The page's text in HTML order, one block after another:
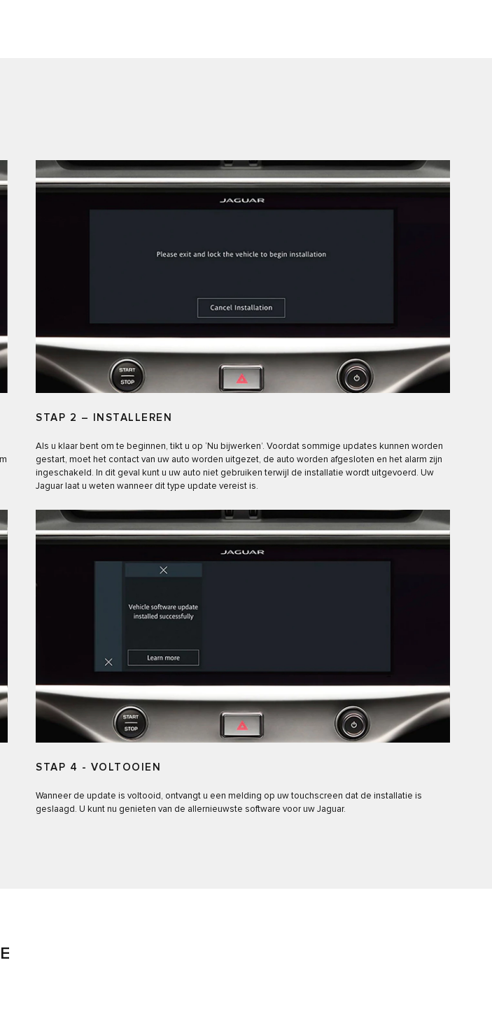
STAP 2 – INSTALLEREN
Als u klaar bent om te beginnen, tikt u op ‘Nu bijwerken’. Voordat sommige updates kunnen worden
gestart, moet het contact van uw auto worden uitgezet, de auto worden afgesloten en het alarm zijn
ingeschakeld. In dit geval kunt u uw auto niet gebruiken terwijl de installatie wordt uitgevoerd. Uw
Jaguar laat u weten wanneer dit type update vereist is.
STAP 4 - VOLTOOIEN
Wanneer de update is voltooid, ontvangt u een melding op uw touchscreen dat de installatie is
geslaagd. U kunt nu genieten van de allernieuwste software voor uw Jaguar.